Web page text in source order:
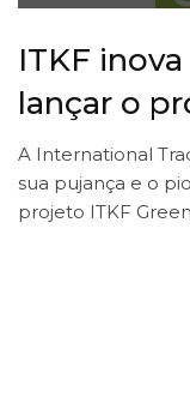
ITKF
lançar o
A International
sua pujança e o
projeto ITKF